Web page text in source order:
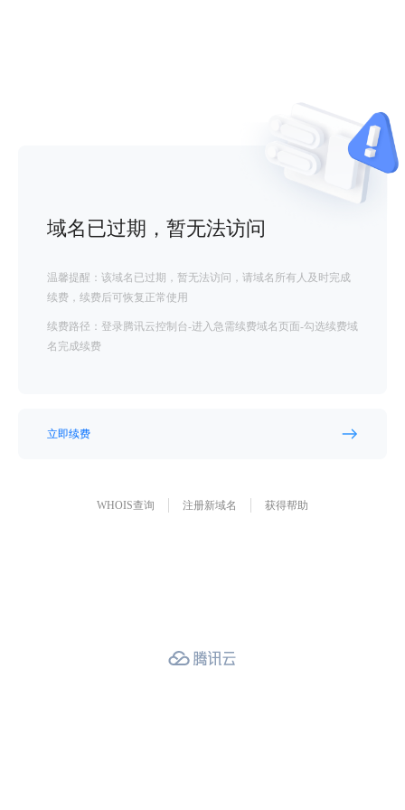
域名已过期，暂无法访问
温馨提醒：该域名已过期，暂无法访问，请域名所有人及时完成
续费，续费后可恢复正常使用
续费路径：登录腾讯云控制台-进入急需续费域名页面-勾选续费域
名完成续费
立即续费
WHOIS查询 注册新域名 获得帮助